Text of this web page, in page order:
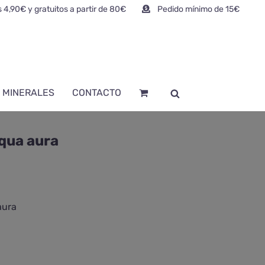
4,90€ y gratuitos a partir de 80€ Pedido mínimo de 15€
MINERALES CONTACTO
aura